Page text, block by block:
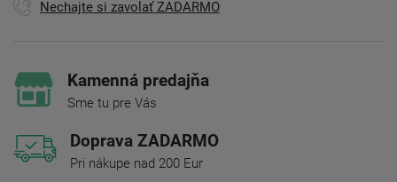
Nechajte si zavolať ZADARMO
Kamenná predajňa
Sme tu pre Vás
Doprava ZADARMO
Pri nákupe nad 200 Eur